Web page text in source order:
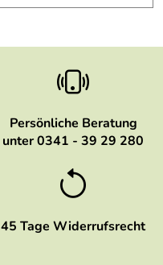
Persönliche Beratung
unter 0341 - 39 29 280
45 Tage Widerrufsrecht